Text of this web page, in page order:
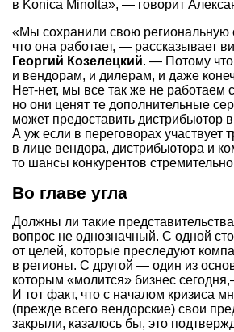
в Konica Minoltа», — говорит
«Мы сохранили свою региональную
что она работает, — рассказывает
Георгий Козелецкий. — Потому
и вендорам, и дилерам, и даже
Нет-нет, мы все так же не работаем
но они ценят те дополнительные
может предоставить дистрибьютор
А уж если в переговорах участвует
в лице вендора, дистрибьютора и
то шансы конкурентов
Во главе угла
Должны ли такие
вопрос не однозначный. С одной
от целей, которые преследуют
в регионы. С другой — один из
которым «молится» бизнес
И тот факт, что с началом кризиса
(прежде всего вендорские) свои
закрыли, казалось бы, это